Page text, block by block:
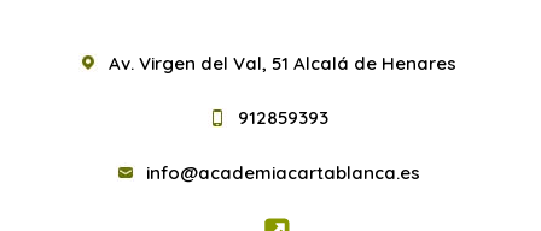
Av. Virgen del Val, 51 Alcalá de Henares
912859393
info@academiacartablanca.es